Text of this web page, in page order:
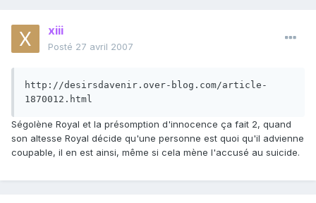
xiii
Posté 27 avril 2007
http://desirsdavenir.over-blog.com/article-
1870012.html
Ségolène Royal et la présomption d'innocence ça fait 2, quand
son altesse Royal décide qu'une personne est quoi qu'il advienne
coupable, il en est ainsi, même si cela mène l'accusé au suicide.